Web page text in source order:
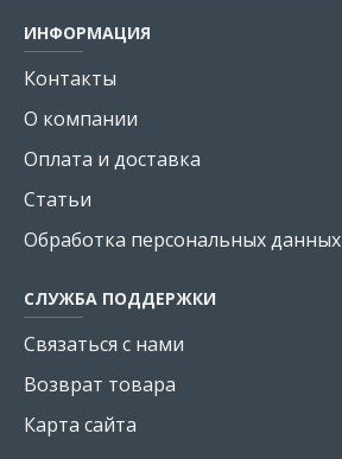
ИНФОРМАЦИЯ
Контакты
О компании
Оплата и доставка
Статьи
Обработка персональных данных
СЛУЖБА ПОДДЕРЖКИ
Связаться с нами
Возврат товара
Карта сайта